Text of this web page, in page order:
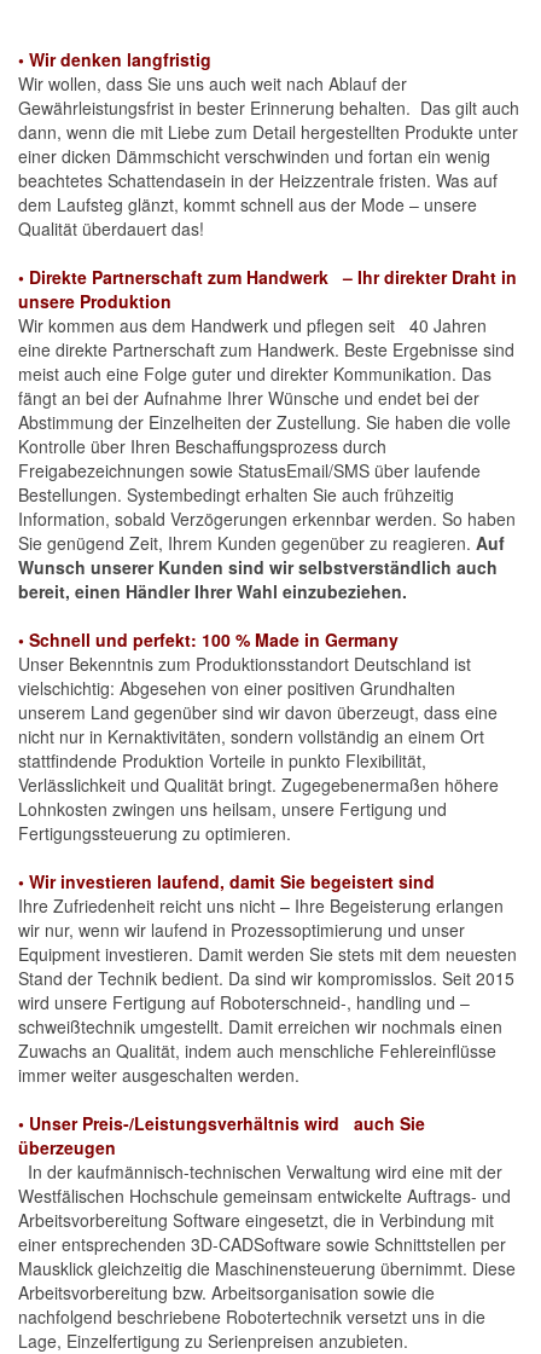
• Wir denken langfristig
Wir wollen, dass Sie uns auch weit nach Ablauf der
Gewährleistungsfrist in bester Erinnerung behalten. Das gilt auch
dann, wenn die mit Liebe zum Detail her­gestellten Produkte unter
einer dicken Dämmschicht verschwinden und fortan ein wenig
beachtetes Schatten­dasein in der Heizzentrale fristen. Was auf
dem Laufsteg glänzt, kommt schnell aus der Mode – unsere
Qualität überdauert das!
• Direkte Partnerschaft zum Handwerk – Ihr direkter Draht in
unsere Produktion
Wir kommen aus dem Handwerk und pflegen seit 40 Jahren
eine direkte Partnerschaft zum Handwerk. Beste Ergebnisse sind
meist auch eine Folge guter und direkter Kommunikation. Das
fängt an bei der Aufnahme Ihrer Wünsche und endet bei der
Abstimmung der Einzel­heiten der Zustellung. Sie haben die volle
Kontrolle über Ihren Beschaffungsprozess durch
Freigabezeichnungen sowie Status­Email/SMS über laufende
Bestellungen. Systembedingt erhalten Sie auch frühzeitig
Information, sobald Verzögerungen erkennbar werden. So haben
Sie genügend Zeit, Ihrem Kunden gegenüber zu reagieren. Auf
Wunsch unserer Kunden sind wir selbstverständlich auch
bereit, einen Händler Ihrer Wahl einzubeziehen.
• Schnell und perfekt: 100 % Made in Germany
Unser Bekenntnis zum Produktionsstandort Deutsch­land ist
vielschichtig: Abgesehen von einer positiven Grundhalten
unserem Land gegenüber sind wir davon überzeugt, dass eine
nicht nur in Kernaktivitäten, son­dern vollständig an einem Ort
stattfindende Produktion Vorteile in punkto Flexibilität,
Verlässlichkeit und Qualität bringt. Zugegebenermaßen höhere
Lohnkosten zwingen uns heilsam, unsere Fertigung und
Fertigungssteuerung zu optimieren.
• Wir investieren laufend, damit Sie begeistert sind
Ihre Zufriedenheit reicht uns nicht – Ihre Begeiste­rung erlangen
wir nur, wenn wir laufend in Prozes­soptimierung und unser
Equipment investieren. Damit werden Sie stets mit dem neuesten
Stand der Tech­nik bedient. Da sind wir kompromisslos. Seit 2015
wird unsere Fertigung auf Roboterschneid-, handling und –
schweiß­technik umgestellt. Damit erreichen wir nochmals einen
Zuwachs an Qualität, indem auch menschliche Fehler­einflüsse
immer weiter ausgeschalten werden.
• Unser Preis-/Leistungsverhältnis wird auch Sie
überzeugen
In der kaufmännisch-technischen Verwaltung wird eine mit der
Westfälischen Hochschule gemeinsam ent­wickelte Auftrags-­ und
Arbeitsvorbereitung Software eingesetzt, die in Verbindung mit
einer entsprechenden 3D­-CAD­Software sowie Schnittstellen per
Mausklick gleichzeitig die Maschinensteuerung übernimmt. Diese
Arbeitsvorbereitung bzw. Arbeitsorganisation sowie die
nachfolgend beschriebene Robotertechnik versetzt uns in die
Lage, Einzelfertigung zu Serienpreisen anzubieten.